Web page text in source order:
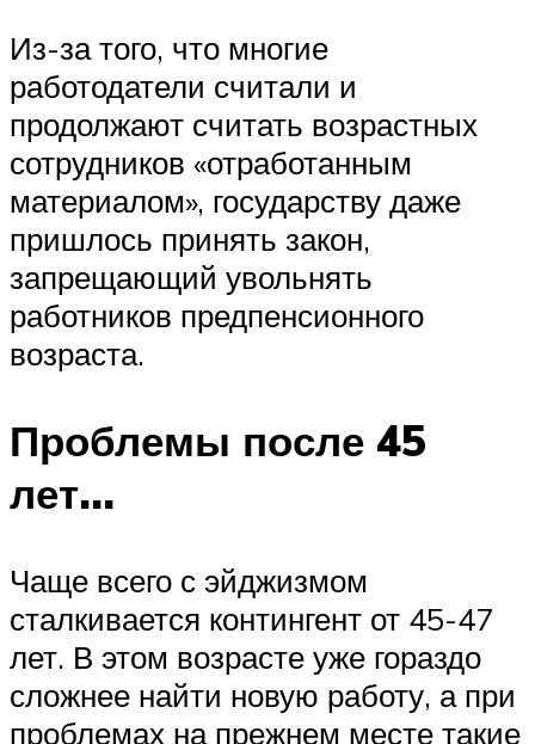
Из-за того, что многие
работодатели считали и
продолжают считать возрастных
сотрудников «отработанным
материалом», государству даже
пришлось принять закон,
запрещающий увольнять
работников предпенсионного
возраста.
Проблемы после 45
лет…
Чаще всего с эйджизмом
сталкивается контингент от 45-47
лет. В этом возрасте уже гораздо
сложнее найти новую работу, а при
проблемах на прежнем месте такие